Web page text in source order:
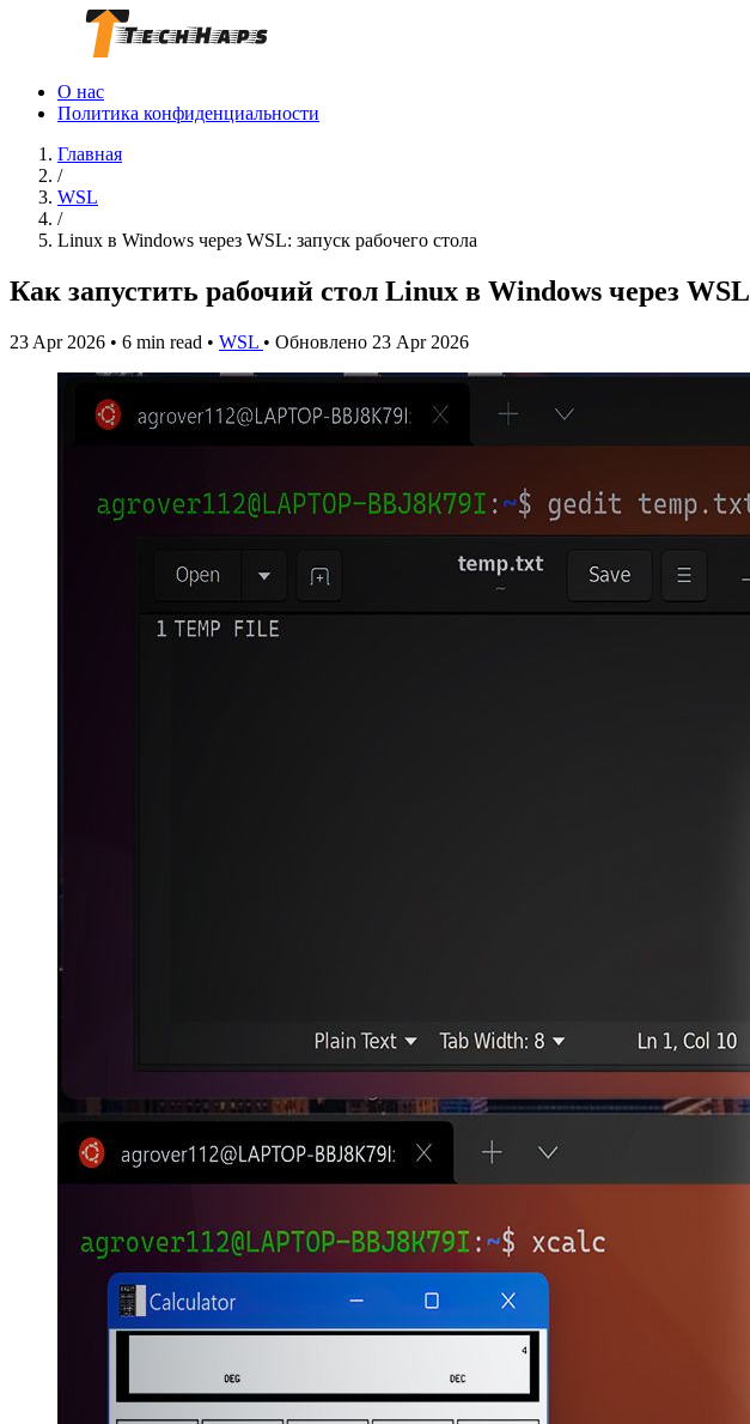
О нас
Политика конфиденциальности
Главная
/
WSL
/
Linux в Windows через WSL: запуск рабочего стола
Как запустить рабочий стол Linux в Windows через WSL
23 Apr 2026 • 6 min read • WSL • Обновлено 23 Apr 2026